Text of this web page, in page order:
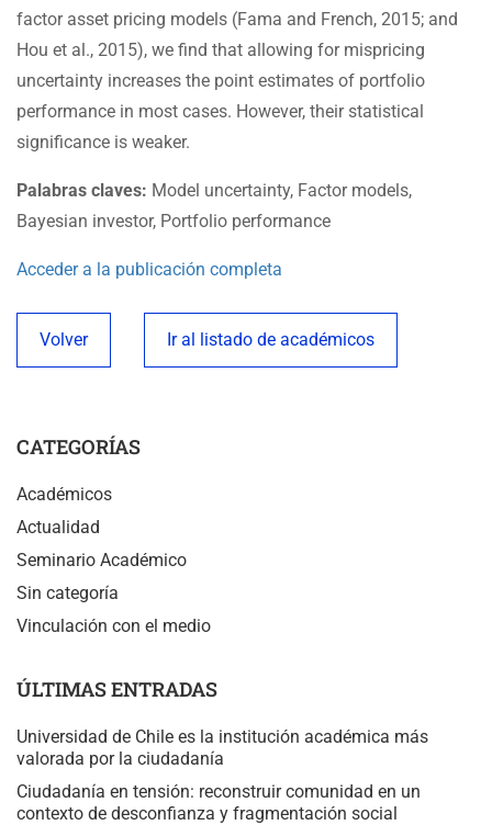
factor asset pricing models (Fama and French, 2015; and
Hou et al., 2015), we find that allowing for mispricing
uncertainty increases the point estimates of portfolio
performance in most cases. However, their statistical
significance is weaker.
Palabras claves: Model uncertainty, Factor models,
Bayesian investor, Portfolio performance
Acceder a la publicación completa
Volver Ir al listado de académicos
CATEGORÍAS
Académicos
Actualidad
Seminario Académico
Sin categoría
Vinculación con el medio
ÚLTIMAS ENTRADAS
Universidad de Chile es la institución académica más
valorada por la ciudadanía
Ciudadanía en tensión: reconstruir comunidad en un
contexto de desconfianza y fragmentación social